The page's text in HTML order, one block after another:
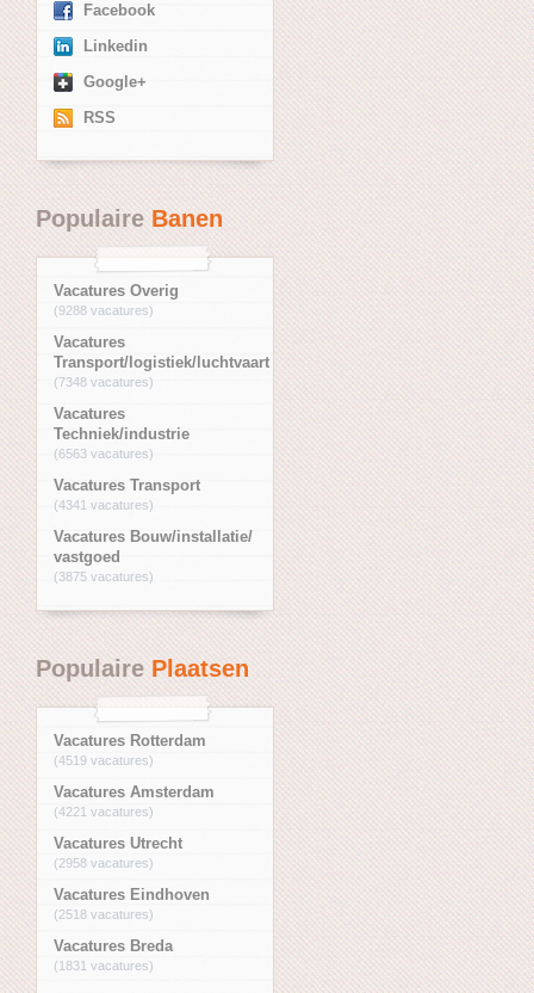
Facebook
Linkedin
Google+
RSS
PopulaireBanen
Vacatures Overig
(9288 vacatures)
Vacatures
Transport/logistiek/luchtvaart
(7348 vacatures)
Vacatures
Techniek/industrie
(6563 vacatures)
Vacatures Transport
(4341 vacatures)
Vacatures Bouw/installatie/
vastgoed
(3875 vacatures)
PopulairePlaatsen
Vacatures Rotterdam
(4519 vacatures)
Vacatures Amsterdam
(4221 vacatures)
Vacatures Utrecht
(2958 vacatures)
Vacatures Eindhoven
(2518 vacatures)
Vacatures Breda
(1831 vacatures)